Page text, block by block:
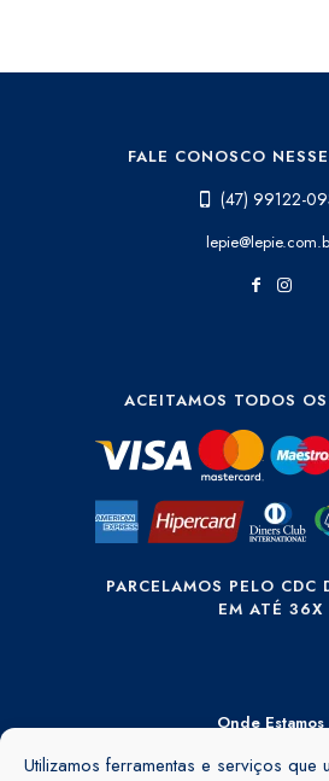
Utilizamos ferramentas e serviços que
FALE CONOSCO
(47) 99122-
ACEITAMOS TODOS
PARCELAMOS PELO CDC
EM ATÉ 36X
Onde Estamos
Rua Ângelo Rubini, 895 - Barra do Rio